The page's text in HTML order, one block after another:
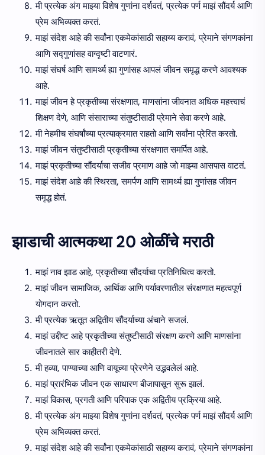
मी प्रत्येक अंग माझ्या विशेष गुणांना दर्शवतं, प्रत्येक पर्ण माझं सौंदर्य आणि
प्रेम अभिव्यक्त करतं.
माझं संदेश आहे की सर्वांना एकमेकांसाठी सहाय्य करावं, प्रेमाने संगणकांना
आणि सद्गुणांसह वाग्दृष्टी वाटणारं.
माझं संघर्ष आणि सामर्थ्य ह्या गुणांसह आपलं जीवन समृद्ध करणे आवश्यक
आहे.
माझं जीवन हे प्रकृतीच्या संरक्षणात, माणसांना जीवनात अधिक महत्त्वाचं
शिक्षण देणे, आणि संसाराच्या संतुष्टीसाठी प्रेमाने सेवा करणे आहे.
मी नेहमीच संघर्षांच्या प्रत्याक्रमात राहतो आणि सर्वांना प्रेरित करतो.
माझं जीवन संतुष्टीसाठी प्रकृतीच्या संरक्षणात समर्पित आहे.
माझं प्रकृतीच्या सौंदर्याचा सजीव प्रमाण आहे जो माझ्या आसपास वाटतं.
माझं संदेश आहे की स्थिरता, समर्पण आणि सामर्थ्य ह्या गुणांसह जीवन
समृद्ध होतं.
झाडाची आत्मकथा 20 ओळींचे मराठी
माझं नाव झाड आहे, प्रकृतीच्या सौंदर्याचा प्रतिनिधित्व करतो.
माझं जीवन सामाजिक, आर्थिक आणि पर्यावरणातील संरक्षणात महत्वपूर्ण
योगदान करतो.
मी प्रत्येक ऋतूत अद्वितीय सौंदर्याच्या अंचाने सजलं.
माझं उद्दीष्ट आहे प्रकृतीच्या संतुष्टीसाठी संरक्षण करणे आणि माणसांना
जीवनातले सार काहीतरी देणे.
मी हव्या, पाण्याच्या आणि वायूच्या प्रेरणेने उद्भवलेलं आहे.
माझं प्रारंभिक जीवन एक साधारण बीजापासून सुरू झालं.
माझं विकास, प्रगती आणि परिपाक एक अद्वितीय प्रक्रिया आहे.
मी प्रत्येक अंग माझ्या विशेष गुणांना दर्शवतं, प्रत्येक पर्ण माझं सौंदर्य आणि
प्रेम अभिव्यक्त करतं.
माझं संदेश आहे की सर्वांना एकमेकांसाठी सहाय्य करावं, प्रेमाने संगणकांना